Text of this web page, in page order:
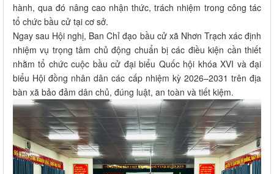
hành, qua đó nâng cao nhận thức, trách nhiệm trong công tác
tổ chức bầu cử tại cơ sở.
Ngay sau Hội nghị, Ban Chỉ đạo bầu cử xã Nhơn Trạch xác định
nhiệm vụ trọng tâm chủ động chuẩn bị các điều kiện cần thiết
nhằm tổ chức cuộc bầu cử đại biểu Quốc hội khóa XVI và đại
biểu Hội đồng nhân dân các cấp nhiệm kỳ 2026–2031 trên địa
bàn xã bảo đảm dân chủ, đúng luật, an toàn và tiết kiệm.